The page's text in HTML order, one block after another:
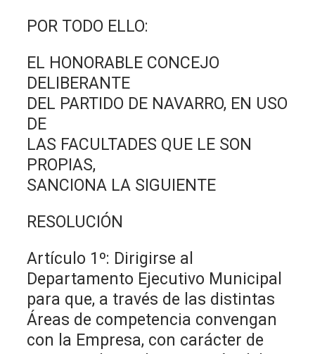
POR TODO ELLO:
EL HONORABLE CONCEJO
DELIBERANTE
DEL PARTIDO DE NAVARRO, EN USO
DE
LAS FACULTADES QUE LE SON
PROPIAS,
SANCIONA LA SIGUIENTE
RESOLUCIÓN
Artículo 1º: Dirigirse al
Departamento Ejecutivo Municipal
para que, a través de las distintas
Áreas de competencia convengan
con la Empresa, con carácter de